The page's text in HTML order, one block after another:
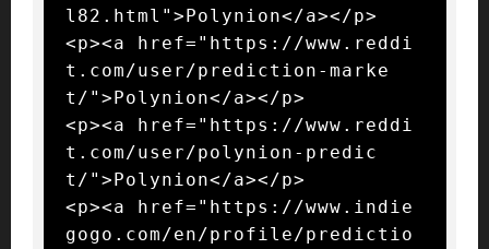
l82.html">Polynion</a></p>
<p><a href="https://www.reddi
t.com/user/prediction-marke
t/">Polynion</a></p>
<p><a href="https://www.reddi
t.com/user/polynion-predic
t/">Polynion</a></p>
<p><a href="https://www.indie
gogo.com/en/profile/predictio